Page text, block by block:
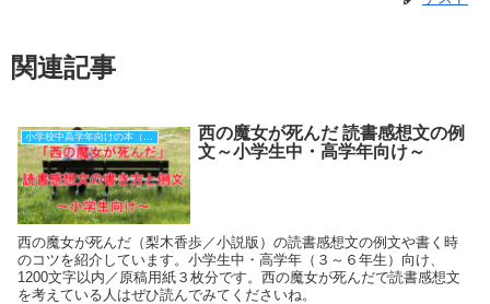
関連記事
西の魔女が死んだ 読書感想文の例
文～小学生中・高学年向け～
西の魔女が死んだ（梨木香歩／小説版）の読書感想文の例文や書く時
のコツを紹介しています。小学生中・高学年（３～６年生）向け、
1200文字以内／原稿用紙３枚分です。西の魔女が死んだで読書感想文
を考えている人はぜひ読んでみてくださいね。